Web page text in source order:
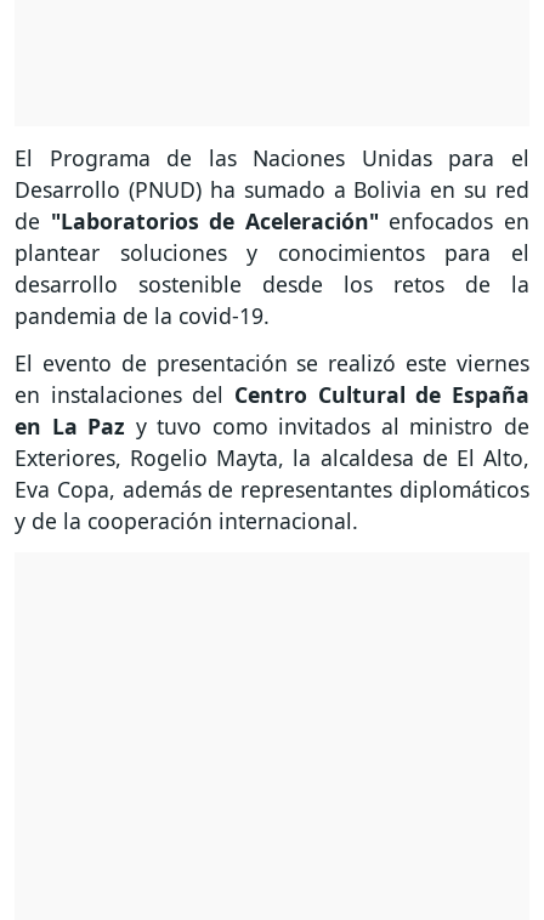
El Programa de las Naciones Unidas para el
Desarrollo (PNUD) ha sumado a Bolivia en su red
de "Laboratorios de Aceleración"enfocados en
plantear soluciones y conocimientos para el
desarrollo sostenible desde los retos de la
pandemia de la covid-19.
El evento de presentación se realizó este viernes
en instalaciones del Centro Cultural de España
en La Paz y tuvo como invitados al ministro de
Exteriores, Rogelio Mayta, la alcaldesa de El Alto,
Eva Copa, además de representantes diplomáticos
y de la cooperación internacional.